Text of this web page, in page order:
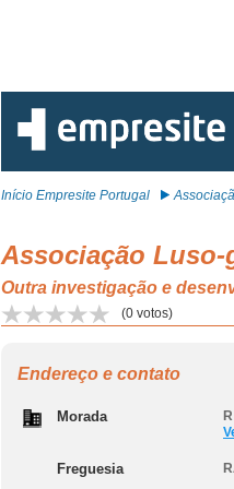
Início Empresite Portugal
Associação Luso-
Outra investigação e
(0 votos)
Endereço e contato
Morada
Freguesia